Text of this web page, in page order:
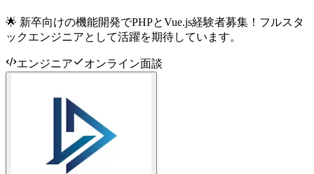
🌟 新卒向けの機能開発でPHPとVue.js経験者募集！フルスタ
ックエンジニアとして活躍を期待しています。
エンジニア オンライン面談